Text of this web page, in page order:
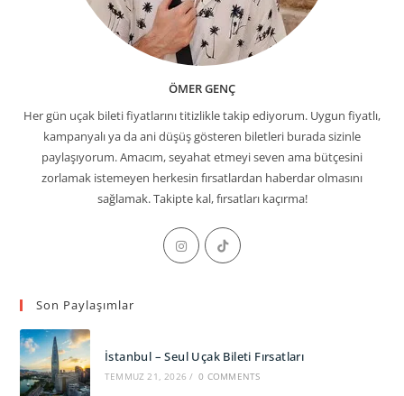
ÖMER GENÇ
Her gün uçak bileti fiyatlarını titizlikle takip ediyorum. Uygun fiyatlı,
kampanyalı ya da ani düşüş gösteren biletleri burada sizinle
paylaşıyorum. Amacım, seyahat etmeyi seven ama bütçesini
zorlamak istemeyen herkesin fırsatlardan haberdar olmasını
sağlamak. Takipte kal, fırsatları kaçırma!
Opens
in
Opens
Son Paylaşımlar
İstanbul – Seul Uçak Bileti Fırsatları
TEMMUZ 21, 2026 / 0 COMMENTS